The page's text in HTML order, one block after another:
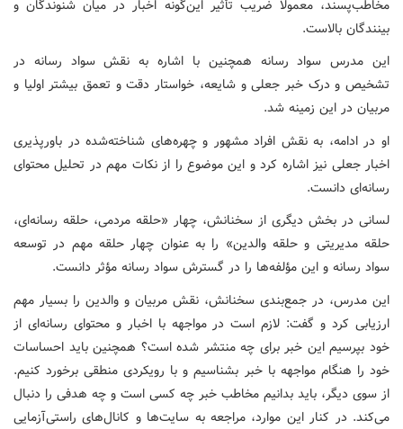
مخاطب‌پسند، معمولا ضریب تأثیر این‌گونه اخبار در میان شنوندگان و
بینندگان بالاست.
این مدرس سواد رسانه همچنین با اشاره به نقش سواد رسانه در
تشخیص و درک خبر جعلی و شایعه، خواستار دقت و تعمق بیشتر اولیا و
مربیان در این زمینه شد.
او در ادامه، به نقش افراد مشهور و چهره‌های شناخته‌شده در باورپذیری
اخبار جعلی نیز اشاره کرد و این موضوع را از نکات مهم در تحلیل محتوای
رسانه‌ای دانست.
لسانی در بخش دیگری از سخنانش، چهار «حلقه مردمی، حلقه رسانه‌ای،
حلقه مدیریتی و حلقه والدین» را به عنوان چهار حلقه مهم در توسعه
سواد رسانه و این مؤلفه‌ها را در گسترش سواد رسانه مؤثر دانست.
این مدرس، در جمع‌بندی سخنانش، نقش مربیان و والدین را بسیار مهم
ارزیابی کرد و گفت: لازم است در مواجهه با اخبار و محتوای رسانه‌ای از
خود بپرسیم این خبر برای چه منتشر شده است؟ همچنین باید احساسات
خود را هنگام مواجهه با خبر بشناسیم و با رویکردی منطقی برخورد کنیم.
از سوی دیگر، باید بدانیم مخاطب خبر چه کسی است و چه هدفی را دنبال
می‌کند. در کنار این موارد، مراجعه به سایت‌ها و کانال‌های راستی‌آزمایی